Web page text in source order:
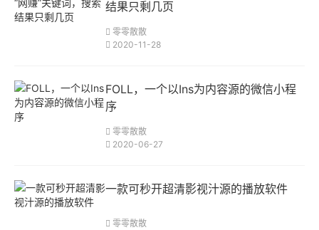
结果只剩几页
零零散散
2020-11-28
FOLL，一个以Ins为内容源的微信小程
序
零零散散
2020-06-27
一款可秒开超清影视汁源的播放软件
零零散散